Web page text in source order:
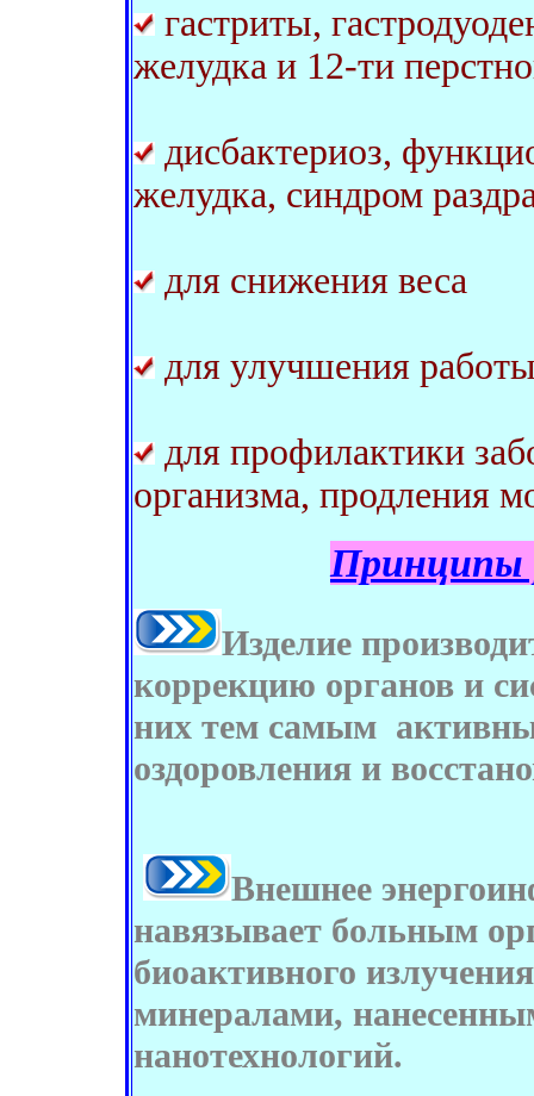
гастриты,
желудка и 12-ти
дисбактериоз,
желудка, синдром
для снижения веса
для улучшения
для профилактики
организма, продления
Принципы
Изделие
коррекцию органов и
них тем самым
оздоровления и
Внешнее
навязывает больным
биоактивного
минералами,
нанотехнологий.